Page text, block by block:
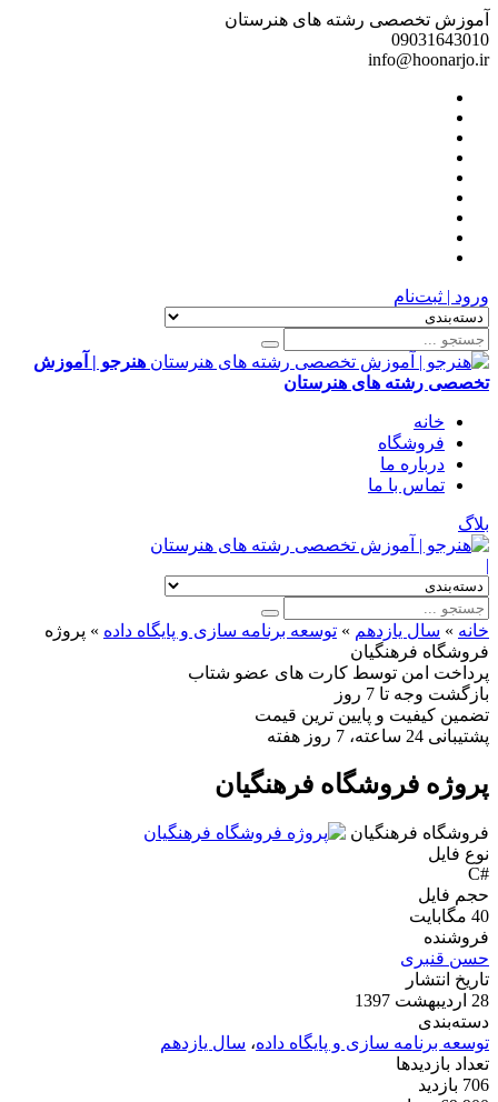
آموزش تخصصی رشته های هنرستان
09031643010
info@hoonarjo.ir
ورود | ثبت‌نام
هنرجو | آموزش
تخصصی رشته های هنرستان
خانه
فروشگاه
درباره ما
تماس با ما
بلاگ
|
خانه » سال یازدهم » توسعه برنامه سازی و پایگاه داده » پروژه
فروشگاه فرهنگیان
پرداخت امن توسط کارت های عضو شتاب
بازگشت وجه تا 7 روز
تضمین کیفیت و پایین ترین قیمت
پشتیبانی 24 ساعته، 7 روز هفته
پروژه فروشگاه فرهنگیان
فروشگاه فرهنگیان
نوع فایل
#C
حجم فایل
40 مگابایت
فروشنده
حسن قنبری
تاریخ انتشار
28 اردیبهشت 1397
دسته‌بندی
توسعه برنامه سازی و پایگاه داده، سال یازدهم
تعداد بازدیدها
706 بازدید